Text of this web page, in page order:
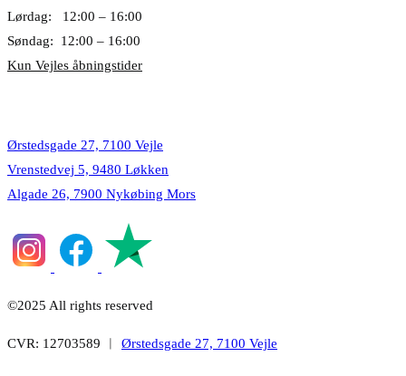
Lørdag: 12:00 – 16:00
Søndag: 12:00 – 16:00
Kun Vejles åbningstider
Ørstedsgade 27, 7100 Vejle
Vrenstedvej 5, 9480 Løkken
Algade 26, 7900 Nykøbing Mors
©2025 All rights reserved
CVR: 12703589 ︱ Ørstedsgade 27, 7100 Vejle